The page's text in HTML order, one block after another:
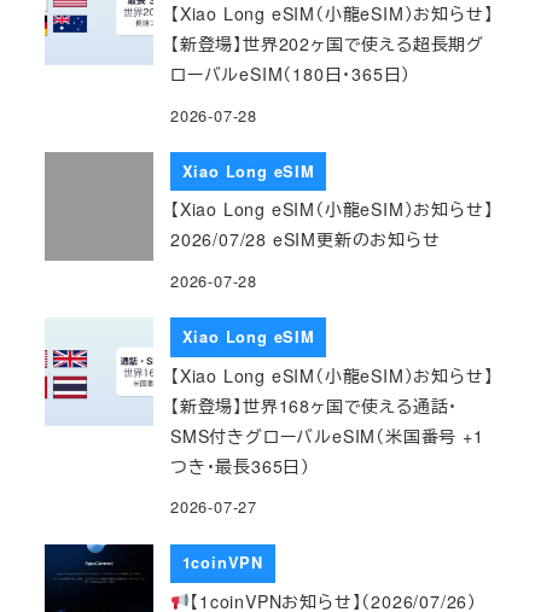
【Xiao Long eSIM（小龍eSIM）お知らせ】
【新登場】世界202ヶ国で使える超長期グ
ローバルeSIM（180日・365日）
2026-07-28
Xiao Long eSIM
【Xiao Long eSIM（小龍eSIM）お知らせ】
2026/07/28 eSIM更新のお知らせ
2026-07-28
Xiao Long eSIM
【Xiao Long eSIM（小龍eSIM）お知らせ】
【新登場】世界168ヶ国で使える通話・
SMS付きグローバルeSIM（米国番号 +1
つき・最長365日）
2026-07-27
1coinVPN
【1coinVPNお知らせ】（2026/07/26）